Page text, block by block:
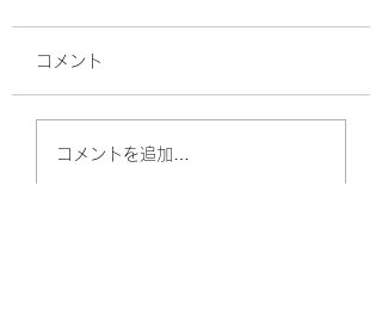
サルスベリ！
コメント
コメントを追加…